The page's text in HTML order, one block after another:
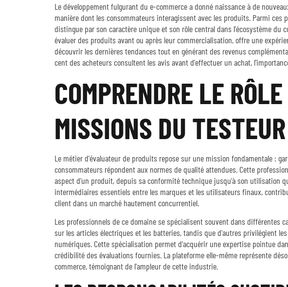
Le développement fulgurant du e-commerce a donné naissance à de
manière dont les consommateurs interagissent avec les produits. Parmi ces
distingue par son caractère unique et son rôle central dans l'écosystème du
évaluer des produits avant ou après leur commercialisation, offre une
découvrir les dernières tendances tout en générant des revenus
cent des acheteurs consultent les avis avant d'effectuer un achat,
COMPRENDRE LE
MISSIONS DU
Le métier d'évaluateur de produits repose sur une mission fondamentale :
consommateurs répondent aux normes de qualité attendues. Cette
aspect d'un produit, depuis sa conformité technique jusqu'à son utilisation
intermédiaires essentiels entre les marques et les utilisateurs finaux,
client dans un marché hautement concurrentiel.
Les professionnels de ce domaine se spécialisent souvent dans différentes
sur les articles électriques et les batteries, tandis que d'autres privilégient
numériques. Cette spécialisation permet d'acquérir une expertise pointue
crédibilité des évaluations fournies. La plateforme elle-même représente
commerce, témoignant de l'ampleur de cette industrie.